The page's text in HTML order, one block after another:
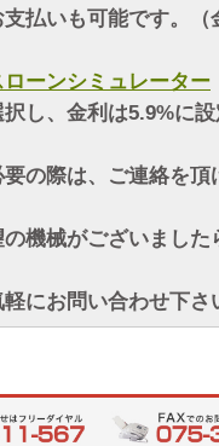
払いも可能です。
ローンシミュレーター
択し、金利は5.9%に
の際は、ご連絡を頂
機械がございました
にお問い合わせ下さ